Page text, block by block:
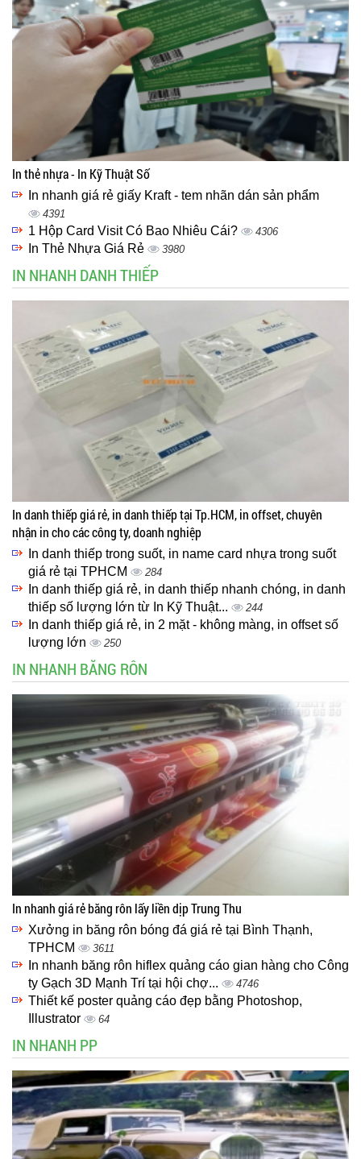
In thẻ nhựa - In Kỹ Thuật Số
In nhanh giá rẻ giấy Kraft - tem nhãn dán sản phẩm
4391
1 Hộp Card Visit Có Bao Nhiêu Cái? 4306
In Thẻ Nhựa Giá Rẻ 3980
IN NHANH DANH THIẾP
In danh thiếp giá rẻ, in danh thiếp tại Tp.HCM, in offset, chuyên
nhận in cho các công ty, doanh nghiệp
In danh thiếp trong suốt, in name card nhựa trong suốt
giá rẻ tại TPHCM
284
In danh thiếp giá rẻ, in danh thiếp nhanh chóng, in danh
thiếp số lượng lớn từ In Kỹ Thuật...
244
In danh thiếp giá rẻ, in 2 mặt - không màng, in offset số
lượng lớn
250
IN NHANH BĂNG RÔN
In nhanh giá rẻ băng rôn lấy liền dịp Trung Thu
Xưởng in băng rôn bóng đá giá rẻ tại Bình Thạnh,
TPHCM
3611
In nhanh băng rôn hiflex quảng cáo gian hàng cho Công
ty Gạch 3D Mạnh Trí tại hội chợ...
4746
Thiết kế poster quảng cáo đẹp bằng Photoshop,
Illustrator
64
IN NHANH PP